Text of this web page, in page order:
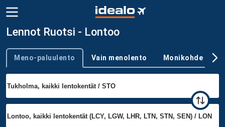
Lennot Ruotsi - Lontoo
Trip type
Meno-paluulento Vain menolento Monikohde